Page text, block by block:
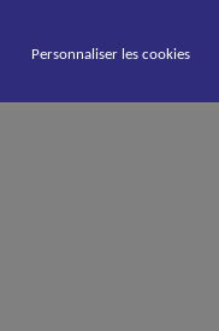
Personnaliser les cookies